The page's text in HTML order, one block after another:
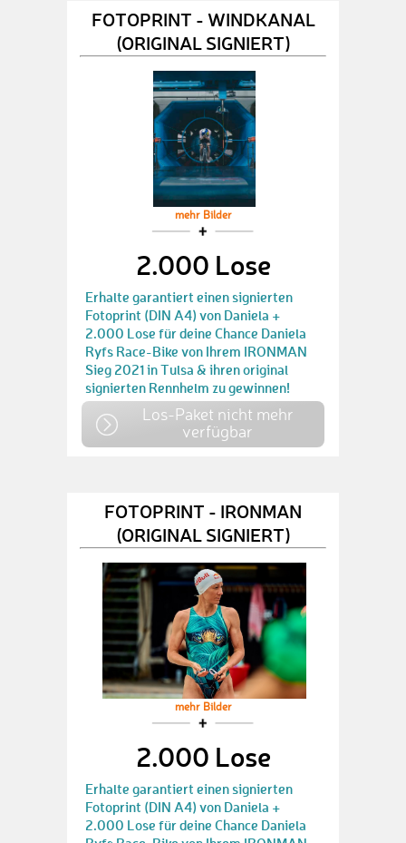
FOTOPRINT - WINDKANAL
(ORIGINAL SIGNIERT)
mehr Bilder
2.000 Lose
Erhalte garantiert einen signierten
Fotoprint (DIN A4) von Daniela +
2.000 Lose für deine Chance Daniela
Ryfs Race-Bike von Ihrem IRONMAN
Sieg 2021 in Tulsa & ihren original
signierten Rennhelm zu gewinnen!
Los-Paket nicht mehr
verfügbar
FOTOPRINT - IRONMAN
(ORIGINAL SIGNIERT)
mehr Bilder
2.000 Lose
Erhalte garantiert einen signierten
Fotoprint (DIN A4) von Daniela +
2.000 Lose für deine Chance Daniela